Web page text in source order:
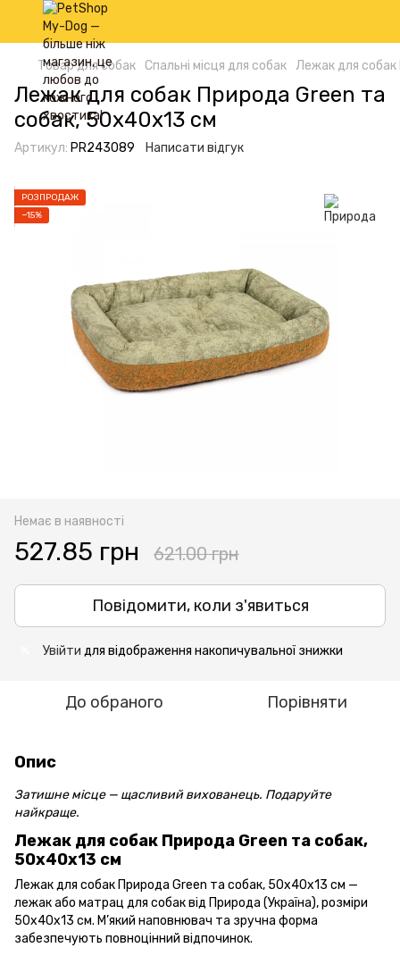
Товар для собак Спальні місця для собак Лежак для собак
Лежак для собак Природа Green та
собак, 50х40х13 см
Артикул: PR243089 Написати відгук
РОЗПРОДАЖ
−15%
Немає в наявності
527.85 грн 621.00 грн
Повідомити, коли з'явиться
Увійти для відображення накопичувальної знижки
До обраного Порівняти
Опис
Затишне місце — щасливий вихованець. Подаруйте
найкраще.
Лежак для собак Природа Green та собак,
50х40х13 см
Лежак для собак Природа Green та собак, 50х40х13 см —
лежак або матрац для собак від Природа (Україна), розміри
50х40х13 см. М’який наповнювач та зручна форма
забезпечують повноцінний відпочинок.